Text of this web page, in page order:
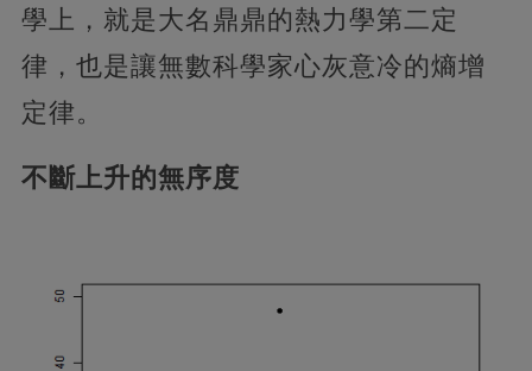
學上，就是大名鼎鼎的熱力學第二定
律，也是讓無數科學家心灰意冷的熵增
定律。
不斷上升的無序度